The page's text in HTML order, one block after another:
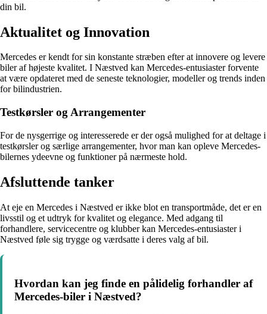
din bil.
Aktualitet og Innovation
Mercedes er kendt for sin konstante stræben efter at innovere og levere
biler af højeste kvalitet. I Næstved kan Mercedes-entusiaster forvente
at være opdateret med de seneste teknologier, modeller og trends inden
for bilindustrien.
Testkørsler og Arrangementer
For de nysgerrige og interesserede er der også mulighed for at deltage i
testkørsler og særlige arrangementer, hvor man kan opleve Mercedes-
bilernes ydeevne og funktioner på nærmeste hold.
Afsluttende tanker
At eje en Mercedes i Næstved er ikke blot en transportmåde, det er en
livsstil og et udtryk for kvalitet og elegance. Med adgang til
forhandlere, servicecentre og klubber kan Mercedes-entusiaster i
Næstved føle sig trygge og værdsatte i deres valg af bil.
Hvordan kan jeg finde en pålidelig forhandler af
Mercedes-biler i Næstved?